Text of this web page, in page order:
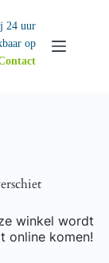
24 uur
op
winkel wordt
online komen!